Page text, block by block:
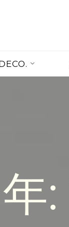
年: